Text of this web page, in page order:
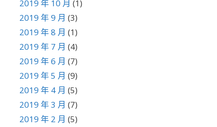
2019 年 10 月 (1)
2019 年 9 月 (3)
2019 年 8 月 (1)
2019 年 7 月 (4)
2019 年 6 月 (7)
2019 年 5 月 (9)
2019 年 4 月 (5)
2019 年 3 月 (7)
2019 年 2 月 (5)